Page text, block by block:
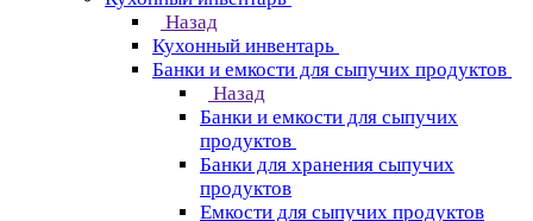
Назад
Кухонный инвентарь
Банки и емкости для сыпучих продуктов
Назад
Банки и емкости для сыпучих
продуктов
Банки для хранения сыпучих
продуктов
Емкости для сыпучих продуктов